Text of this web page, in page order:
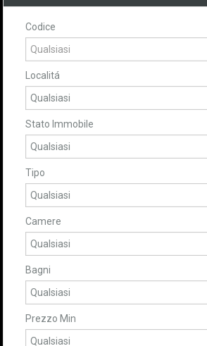
Codice
Localitá
Stato Immobile
Tipo
Camere
Bagni
Prezzo Min